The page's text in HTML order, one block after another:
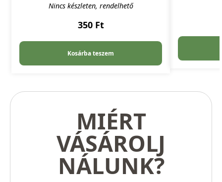
Nincs készleten, rendelhető
350 Ft
Kosárba teszem
MIÉRT
VÁSÁROLJ
NÁLUNK?